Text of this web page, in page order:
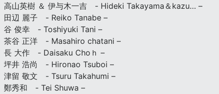
高山英樹 ＆ 伊与木一吉 - Hideki Takayama＆kazu… –
田辺 麗子 - Reiko Tanabe –
谷 俊幸 - Toshiyuki Tani –
茶谷 正洋 - Masahiro chatani –
長 大作 - Daisaku Choｈ –
坪井 浩尚 - Hironao Tsuboi –
津留 敬文 - Tsuru Takahumi –
鄭秀和 - Tei Shuwa –